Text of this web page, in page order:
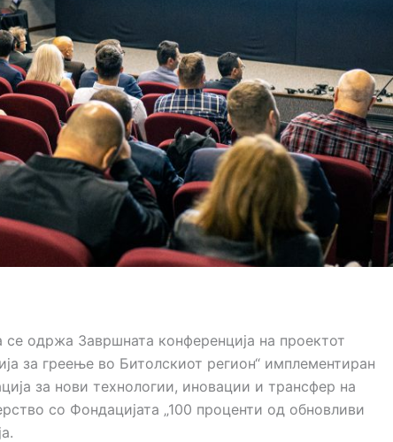
одржа Завршната конференција на проектот
за греење во Битолскиот регион“ имплементиран
за нови технологии, иновации и трансфер на
со Фондацијата „100 проценти од обновливи